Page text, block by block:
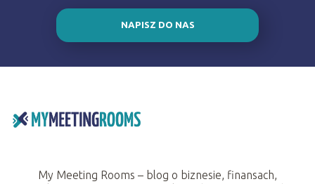
NAPISZ DO NAS
My Meeting Rooms – blog o biznesie, finansach,